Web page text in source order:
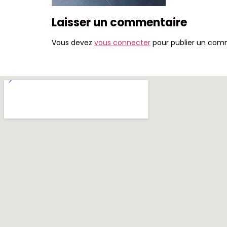
Laisser un commentaire
Vous devez vous connecter pour publier un